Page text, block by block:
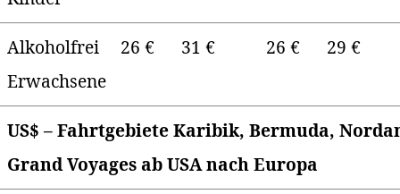
Alkoholfrei
Erwachsene
26 € 31 € 26 € 29 €
US$ – Fahrtgebiete Karibik, Bermuda,
Grand Voyages ab USA nach Europa